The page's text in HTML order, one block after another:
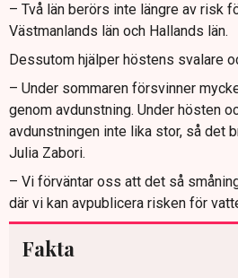
– Två län berörs inte längre av risk
Västmanlands län och Hallands län.
Dessutom hjälper höstens svalare
– Under sommaren försvinner
genom avdunstning. Under hösten
avdunstningen inte lika stor, så det
Julia Zabori.
– Vi förväntar oss att det så
där vi kan avpublicera risken för
Fakta